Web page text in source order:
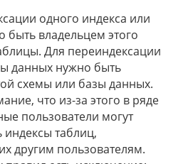
одного индекса или
быть владельцем этого
Для переиндексации
данных нужно быть
схемы или базы данных.
что из-за этого в ряде
пользователи могут
индексы таблиц,
другим пользователям.